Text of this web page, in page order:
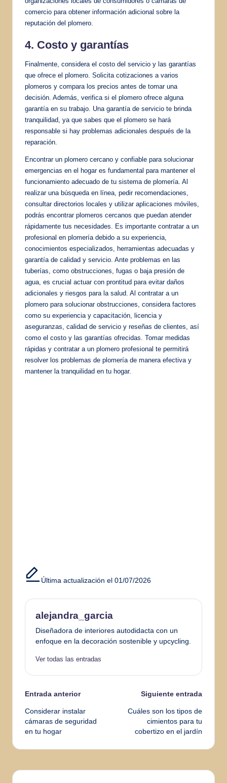
comercio para obtener información adicional sobre la
reputación del plomero.
4. Costo y garantías
Finalmente, considera el costo del servicio y las garantías
que ofrece el plomero. Solicita cotizaciones a varios
plomeros y compara los precios antes de tomar una
decisión. Además, verifica si el plomero ofrece alguna
garantía en su trabajo. Una garantía de servicio te brinda
tranquilidad, ya que sabes que el plomero se hará
responsable si hay problemas adicionales después de la
reparación.
Encontrar un plomero cercano y confiable para solucionar
emergencias en el hogar es fundamental para mantener el
funcionamiento adecuado de tu sistema de plomería. Al
realizar una búsqueda en línea, pedir recomendaciones,
consultar directorios locales y utilizar aplicaciones móviles,
podrás encontrar plomeros cercanos que puedan atender
rápidamente tus necesidades. Es importante contratar a un
profesional en plomería debido a su experiencia,
conocimientos especializados, herramientas adecuadas y
garantía de calidad y servicio. Ante problemas en las
tuberías, como obstrucciones, fugas o baja presión de
agua, es crucial actuar con prontitud para evitar daños
adicionales y riesgos para la salud. Al contratar a un
plomero para solucionar obstrucciones, considera factores
como su experiencia y capacitación, licencia y
aseguranzas, calidad de servicio y reseñas de clientes, así
como el costo y las garantías ofrecidas. Tomar medidas
rápidas y contratar a un plomero profesional te permitirá
resolver los problemas de plomería de manera efectiva y
mantener la tranquilidad en tu hogar.
Última actualización el 01/07/2026
alejandra_garcia
Diseñadora de interiores autodidacta con un
enfoque en la decoración sostenible y upcycling.
Ver todas las entradas
Navegación
de
entradas
Entrada anterior
Considerar instalar
cámaras de seguridad
en tu hogar
Siguiente entrada
Cuáles son los tipos de
cimientos para tu
cobertizo en el jardín